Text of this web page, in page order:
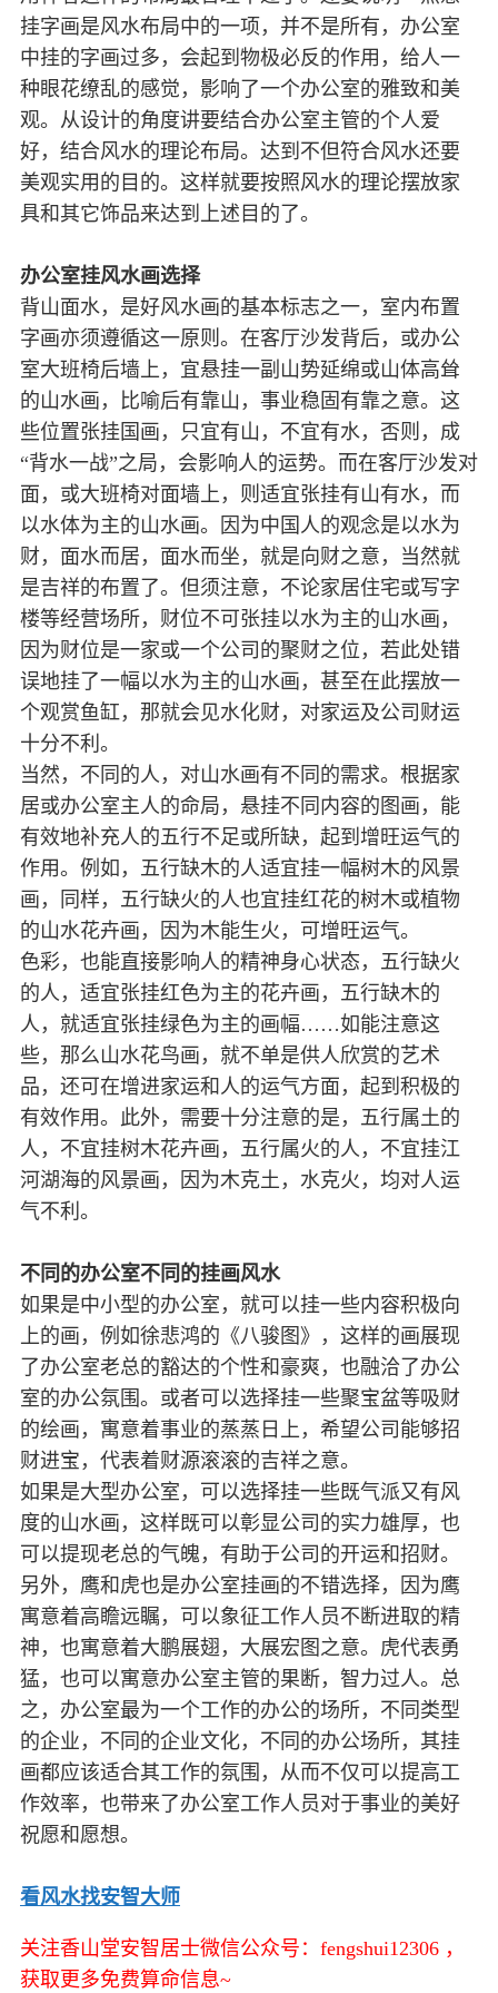
挂字画是风水布局中的一项，并不是所有，办公室
中挂的字画过多，会起到物极必反的作用，给人一
种眼花缭乱的感觉，影响了一个办公室的雅致和美
观。从设计的角度讲要结合办公室主管的个人爱
好，结合风水的理论布局。达到不但符合风水还要
美观实用的目的。这样就要按照风水的理论摆放家
具和其它饰品来达到上述目的了。
办公室挂风水画选择
背山面水，是好风水画的基本标志之一，室内布置
字画亦须遵循这一原则。在客厅沙发背后，或办公
室大班椅后墙上，宜悬挂一副山势延绵或山体高耸
的山水画，比喻后有靠山，事业稳固有靠之意。这
些位置张挂国画，只宜有山，不宜有水，否则，成
“背水一战”之局，会影响人的运势。而在客厅沙发对
面，或大班椅对面墙上，则适宜张挂有山有水，而
以水体为主的山水画。因为中国人的观念是以水为
财，面水而居，面水而坐，就是向财之意，当然就
是吉祥的布置了。但须注意，不论家居住宅或写字
楼等经营场所，财位不可张挂以水为主的山水画，
因为财位是一家或一个公司的聚财之位，若此处错
误地挂了一幅以水为主的山水画，甚至在此摆放一
个观赏鱼缸，那就会见水化财，对家运及公司财运
十分不利。
当然，不同的人，对山水画有不同的需求。根据家
居或办公室主人的命局，悬挂不同内容的图画，能
有效地补充人的五行不足或所缺，起到增旺运气的
作用。例如，五行缺木的人适宜挂一幅树木的风景
画，同样，五行缺火的人也宜挂红花的树木或植物
的山水花卉画，因为木能生火，可增旺运气。
色彩，也能直接影响人的精神身心状态，五行缺火
的人，适宜张挂红色为主的花卉画，五行缺木的
人，就适宜张挂绿色为主的画幅……如能注意这
些，那么山水花鸟画，就不单是供人欣赏的艺术
品，还可在增进家运和人的运气方面，起到积极的
有效作用。此外，需要十分注意的是，五行属土的
人，不宜挂树木花卉画，五行属火的人，不宜挂江
河湖海的风景画，因为木克土，水克火，均对人运
气不利。
不同的办公室不同的挂画风水
如果是中小型的办公室，就可以挂一些内容积极向
上的画，例如徐悲鸿的《八骏图》，这样的画展现
了办公室老总的豁达的个性和豪爽，也融洽了办公
室的办公氛围。或者可以选择挂一些聚宝盆等吸财
的绘画，寓意着事业的蒸蒸日上，希望公司能够招
财进宝，代表着财源滚滚的吉祥之意。
如果是大型办公室，可以选择挂一些既气派又有风
度的山水画，这样既可以彰显公司的实力雄厚，也
可以提现老总的气魄，有助于公司的开运和招财。
另外，鹰和虎也是办公室挂画的不错选择，因为鹰
寓意着高瞻远瞩，可以象征工作人员不断进取的精
神，也寓意着大鹏展翅，大展宏图之意。虎代表勇
猛，也可以寓意办公室主管的果断，智力过人。总
之，办公室最为一个工作的办公的场所，不同类型
的企业，不同的企业文化，不同的办公场所，其挂
画都应该适合其工作的氛围，从而不仅可以提高工
作效率，也带来了办公室工作人员对于事业的美好
祝愿和愿想。
看风水找安智大师
关注香山堂安智居士微信公众号：fengshui12306 ，
获取更多免费算命信息~